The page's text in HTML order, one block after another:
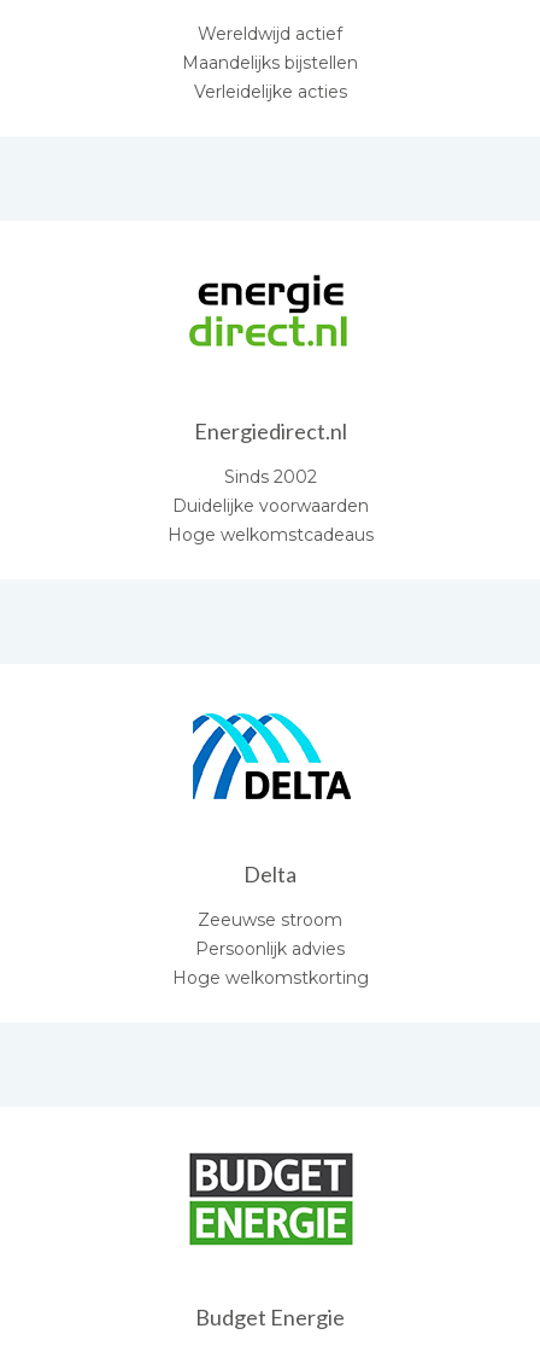
Wereldwijd actief
Maandelijks bijstellen
Verleidelijke acties
Energiedirect.nl
Sinds 2002
Duidelijke voorwaarden
Hoge welkomstcadeaus
Delta
Zeeuwse stroom
Persoonlijk advies
Hoge welkomstkorting
Budget Energie